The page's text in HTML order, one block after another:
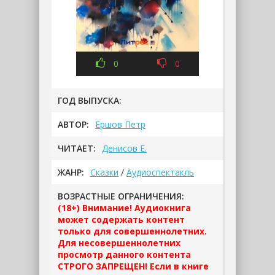
0 0
ГОД ВЫПУСКА:
АВТОР: Ершов Петр
ЧИТАЕТ: Денисов Е.
ЖАНР: Сказки / Аудиоспектакль
ВОЗРАСТНЫЕ ОГРАНИЧЕНИЯ:
(18+) Внимание! Аудиокнига
может содержать контент
только для совершеннолетних.
Для несовершеннолетних
просмотр данного контента
СТРОГО ЗАПРЕЩЕН! Если в книге